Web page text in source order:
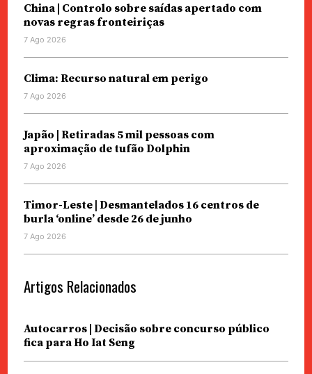
China | Controlo sobre saídas apertado com
novas regras fronteiriças
7 Ago 2026
Clima: Recurso natural em perigo
7 Ago 2026
Japão | Retiradas 5 mil pessoas com
aproximação de tufão Dolphin
7 Ago 2026
Timor-Leste | Desmantelados 16 centros de
burla ‘online’ desde 26 de junho
7 Ago 2026
Artigos Relacionados
Autocarros | Decisão sobre concurso público
fica para Ho Iat Seng